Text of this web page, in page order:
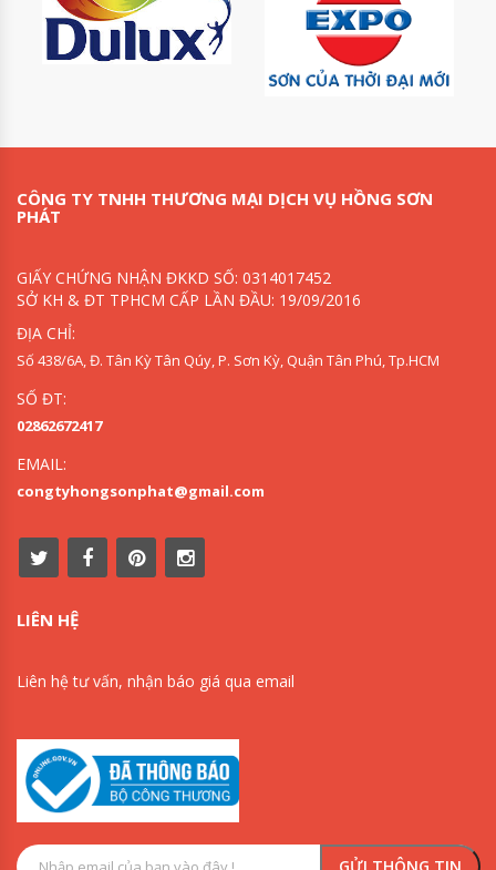
CÔNG TY TNHH THƯƠNG MẠI DỊCH VỤ HỒNG SƠN
PHÁT
GIẤY CHỨNG NHẬN ĐKKD SỐ: 0314017452
SỞ KH & ĐT TPHCM CẤP LẦN ĐẦU: 19/09/2016
ĐỊA CHỈ:
Số 438/6A, Đ. Tân Kỳ Tân Qúy, P. Sơn Kỳ, Quận Tân Phú, Tp.HCM
SỐ ĐT:
02862672417
EMAIL:
congtyhongsonphat@gmail.com
LIÊN HỆ
Liên hệ tư vấn, nhận báo giá qua email